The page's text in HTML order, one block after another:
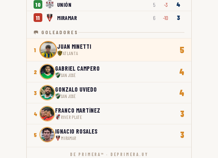
10 UNIÓN 5 -3 4
11 MIRAMAR 6 -10 3
🥅 GOLEADORES
1 JUAN MINETTI
ATLANTA 5
2 GABRIEL CAMPERO
SAN JOSÉ 4
3 GONZALO UVIEDO
SAN JOSÉ 4
4 FRANCO MARTÍNEZ
RIVER PLATE 3
5 IGNACIO ROSALES
MIRAMAR 3
DE PRIMERA™ · DEPRIMERA.UY